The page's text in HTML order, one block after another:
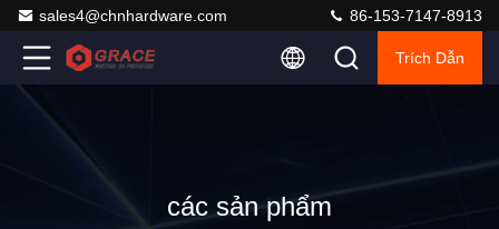
sales4@chnhardware.com 86-153-7147-8913
Trích Dẫn
các sản phẩm